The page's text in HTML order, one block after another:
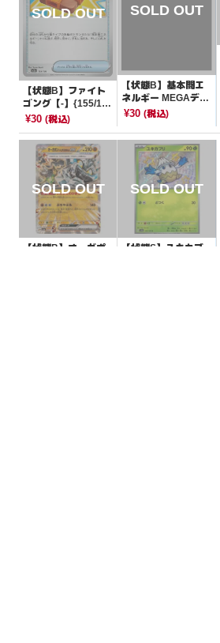
【状態B】ファイト
ゴング【-】{155/19
3}[M2a]
¥30 (税込)
【状態B】基本闘エ
ネルギー MEGAデザ
イン【-】{-}[MA]
¥30(税込)
【状態B】オーガポ
【状態S】ユキカブ